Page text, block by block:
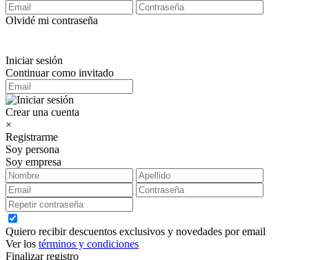
Olvidé mi contraseña
Iniciar sesión
Continuar como invitado
Crear una cuenta
×
Registrarme
Soy persona
Soy empresa
Quiero recibir descuentos exclusivos y novedades por email
Ver los términos y condiciones
Finalizar registro